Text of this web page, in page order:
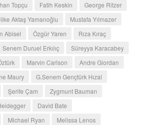
Topçu Fatih Keskin
George Ritzer
Aktaş Yamanoğlu
Mustafa Yılmazer
Abisel Özgür Yaren
Rıza Kıraç
Senem Duruel Erkılıç
Süreyya Karacabey
Marvin Carlson
Andre Giordan
Maury
G.Senem Gençtürk Hızal
Şerife Çam
Zygmunt Bauman
David Bate
Michael Ryan
Melissa Lenos